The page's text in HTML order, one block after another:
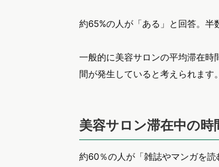
約65%の人が「ある」と回答。半
一般的に美容サロンの平均滞在
間が発生していると考えられます。
美容サロン滞在中の
約60％の人が「雑誌やマンガを